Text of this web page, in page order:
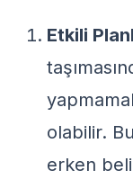
Etkili
olabilir.
erken